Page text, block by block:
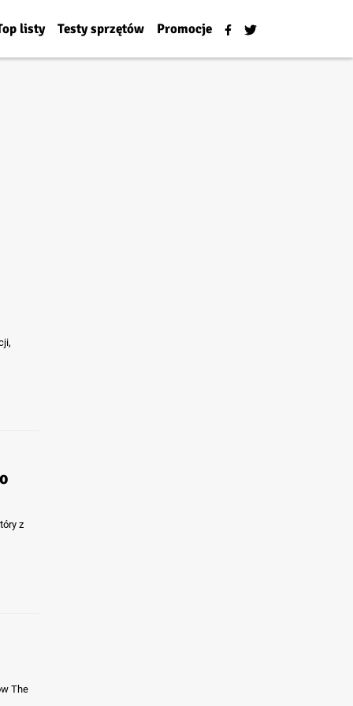
listy Testy sprzętów Promocje
z
The